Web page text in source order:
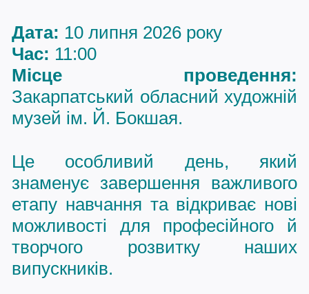
Дата: 10 липня 2026 року
Час: 11:00
Місце проведення:
Закарпатський обласний художній
музей ім. Й. Бокшая.
Це особливий день, який
знаменує завершення важливого
етапу навчання та відкриває нові
можливості для професійного й
творчого розвитку наших
випускників.